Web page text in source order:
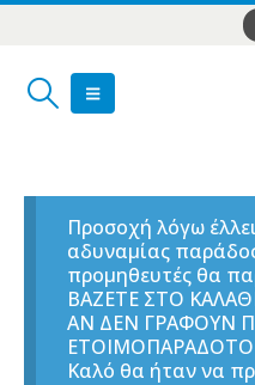
Προσοχή λόγω
αδυναμίας
προμηθευτές θα
ΒΑΖΕΤΕ ΣΤΟ
ΑΝ ΔΕΝ ΓΡΑΦΟΥΝ
ΕΤΟΙΜΟΠΑΡΑΔΟΤΟ
Καλό θα ήταν να